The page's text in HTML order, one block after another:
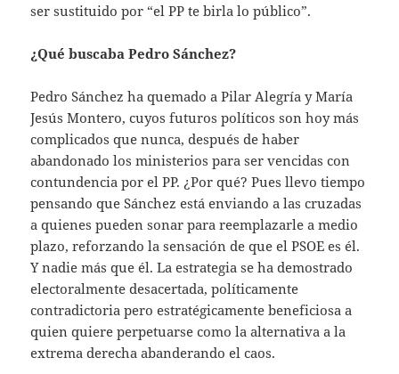
ser sustituido por “el PP te birla lo público”.
¿Qué buscaba Pedro Sánchez?
Pedro Sánchez ha quemado a Pilar Alegría y María
Jesús Montero, cuyos futuros políticos son hoy más
complicados que nunca, después de haber
abandonado los ministerios para ser vencidas con
contundencia por el PP. ¿Por qué? Pues llevo tiempo
pensando que Sánchez está enviando a las cruzadas
a quienes pueden sonar para reemplazarle a medio
plazo, reforzando la sensación de que el PSOE es él.
Y nadie más que él. La estrategia se ha demostrado
electoralmente desacertada, políticamente
contradictoria pero estratégicamente beneficiosa a
quien quiere perpetuarse como la alternativa a la
extrema derecha abanderando el caos.